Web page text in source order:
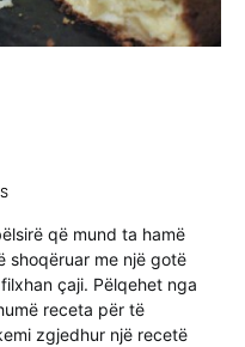
që mund ta hamë
shoqëruar me një gotë
çaji. Pëlqehet nga
receta për të
zgjedhur një recetë